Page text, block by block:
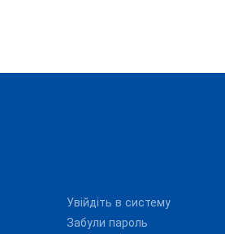
Увійдіть в систему
Забули пароль